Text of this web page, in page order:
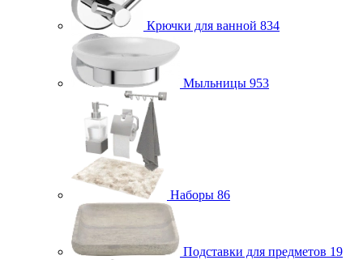
Крючки для ванной 834
Мыльницы 953
Наборы 86
Подставки для предметов 19